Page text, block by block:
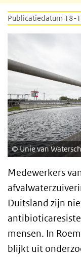
Publicatiedatum 18-
Unie van
Medewerkers
Duitsland zijn
mensen. In
blijkt uit